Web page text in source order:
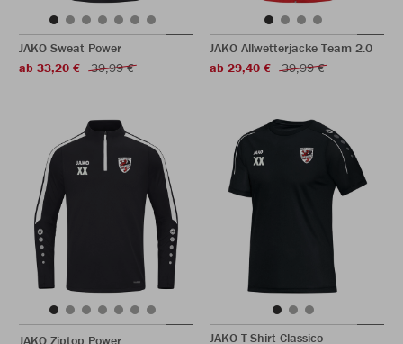
JAKO Sweat Power
ab 33,20 €
39,99 €
JAKO Allwetterjacke Team 2.0
ab 29,40 €
39,99 €
JAKO Ziptop Power JAKO T-Shirt Classico